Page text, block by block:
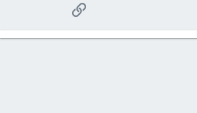
Ссылка